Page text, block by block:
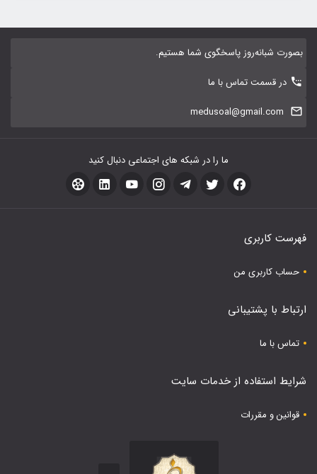
بصورت شبانه‌روز پاسخگوی شما هستیم.
در قسمت تماس با ما
medusoal@gmail.com
ما را در شبکه های اجتماعی دنبال کنید
فهرست کاربری
حساب کاربری من
ارتباط با پشتیبانی
تماس با ما
شرایط استفاده از خدمات سایت
قوانین و مقررات